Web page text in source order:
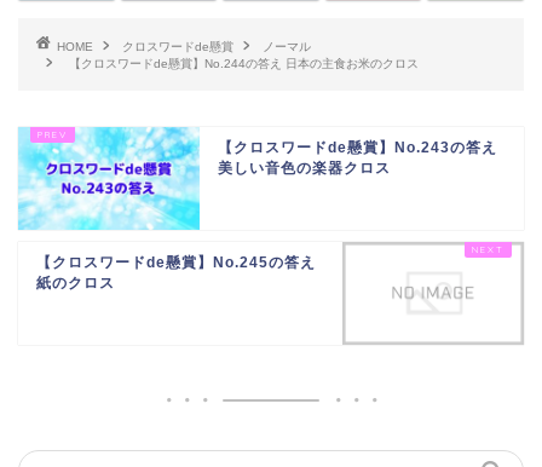
HOME クロスワードde懸賞
ノーマル
【クロスワードde懸賞】No.244の答え 日本の主食お米のクロス
【クロスワードde懸賞】No.243の答え
美しい音色の楽器クロス
【クロスワードde懸賞】No.245の答え
紙のクロス